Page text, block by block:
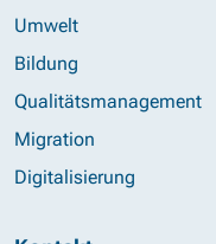
Umwelt
Bildung
Qualitätsmanagement
Migration
Digitalisierung